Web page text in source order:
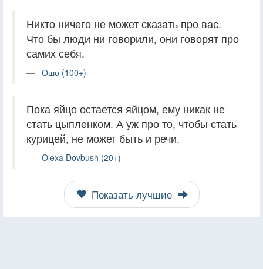
Никто ничего не может сказать про вас.
Что бы люди ни говорили, они говорят про
самих себя.
Ошо (100+)
Пока яйцо остается яйцом, ему никак не
стать цыпленком. А уж про то, чтобы стать
курицей, не может быть и речи.
Olexa Dovbush (20+)
Показать лучшие